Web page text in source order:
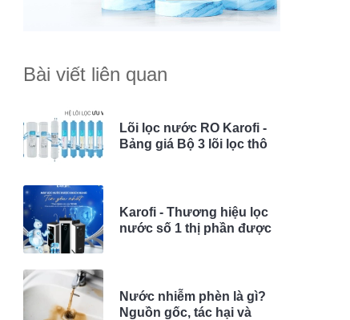
Bài viết liên quan
Lõi lọc nước RO Karofi -
Bảng giá Bộ 3 lõi lọc thô
Karofi - Thương hiệu lọc
nước số 1 thị phần được
Nước nhiễm phèn là gì?
Nguồn gốc, tác hại và